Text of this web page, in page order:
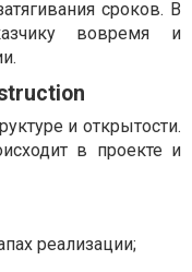
сроков. В
вовремя и
и открытости.
в проекте и
реализации;